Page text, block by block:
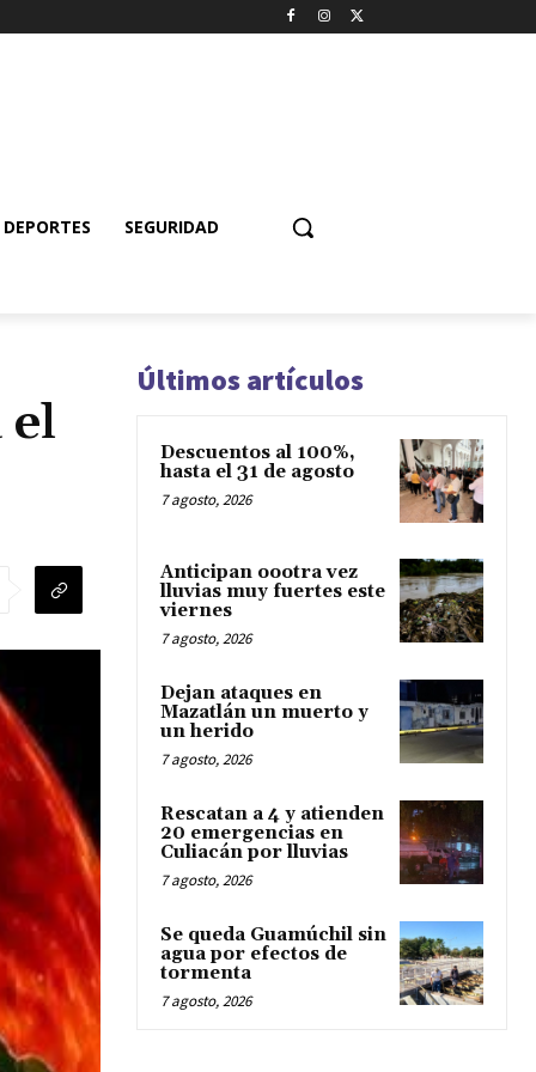
DEPORTES SEGURIDAD
el
Últimos artículos
Descuentos al 100%,
hasta el 31 de agosto
7 agosto, 2026
Anticipan oootra vez
lluvias muy fuertes este
viernes
7 agosto, 2026
Dejan ataques en
Mazatlán un muerto y
un herido
7 agosto, 2026
Rescatan a 4 y atienden
20 emergencias en
Culiacán por lluvias
7 agosto, 2026
Se queda Guamúchil sin
agua por efectos de
tormenta
7 agosto, 2026